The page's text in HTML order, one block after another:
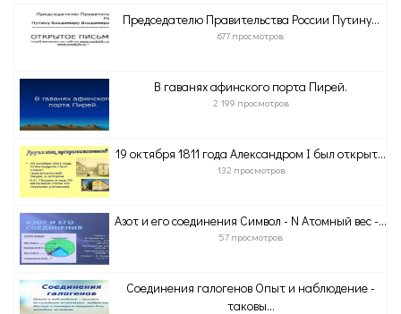
Председателю Правительства России Путину...
677 просмотров
В гаванях афинского порта Пирей.
2 199 просмотров
19 октября 1811 года Александром I был открыт...
132 просмотров
Азот и его соединения Символ - N Атомный вес -...
57 просмотров
Соединения галогенов Опыт и наблюдение -
таковы...